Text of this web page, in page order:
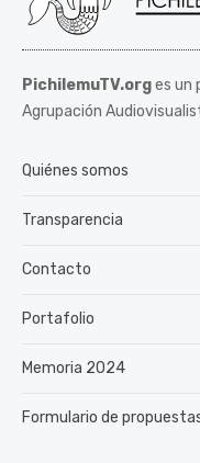
PichilemuTV.orges un
Agrupación
Quiénes somos
Transparencia
Contacto
Portafolio
Memoria 2024
Formulario de